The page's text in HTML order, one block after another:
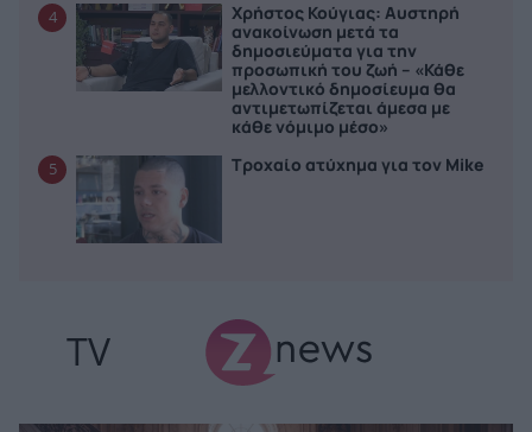
4
Χρήστος Κούγιας: Αυστηρή
ανακοίνωση μετά τα
δημοσιεύματα για την
προσωπική του ζωή – «Κάθε
μελλοντικό δημοσίευμα θα
αντιμετωπίζεται άμεσα με
κάθε νόμιμο μέσο»
5 Τροχαίο ατύχημα για τον Mike
TV